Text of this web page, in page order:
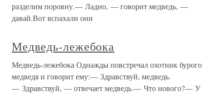
разделим поровну.— Ладно, — говорит медведь, —
давай.Вот вспахали они
Медведь-лежебока
Медведь-лежебока Однажды повстречал охотник бурого
медведя и говорит ему:— Здравствуй, медведь.
— Здравствуй, — отвечает медведь.— Что нового?— У